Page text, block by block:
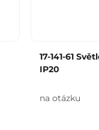
17-141-61
IP20
na otázku